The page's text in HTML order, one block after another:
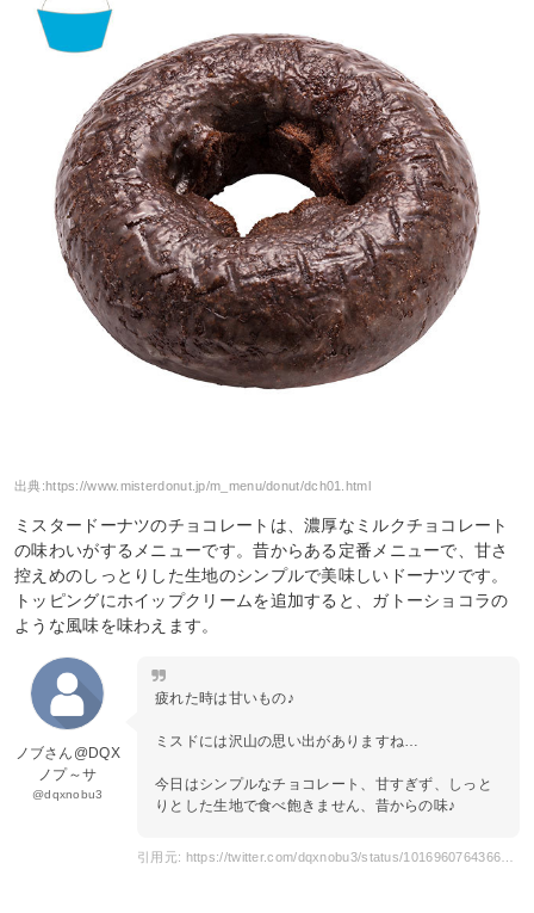
出典:https://www.misterdonut.jp/m_menu/donut/dch01.html
ミスタードーナツのチョコレートは、濃厚なミルクチョコレート
の味わいがするメニューです。昔からある定番メニューで、甘さ
控えめのしっとりした生地のシンプルで美味しいドーナツです。
トッピングにホイップクリームを追加すると、ガトーショコラの
ような風味を味わえます。
ノブさん@DQX
ノプ～サ
@dqxnobu3
疲れた時は甘いもの♪
ミスドには沢山の思い出がありますね…
今日はシンプルなチョコレート、甘すぎず、しっと
りとした生地で食べ飽きません、昔からの味♪